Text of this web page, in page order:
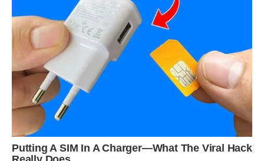
Фото ілюстративне , з вільних джерел
Сподобалась стаття? Поділіться з друзями на Facebook